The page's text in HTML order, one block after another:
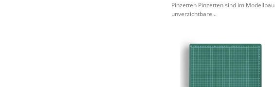
Pinzetten Pinzetten sind im Modellbau
unverzichtbare...